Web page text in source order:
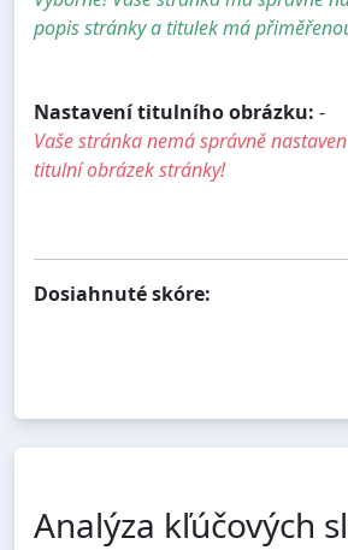
popis stránky a titulek má
Nastavení titulního obrázku: -
Vaše stránka nemá správně
titulní obrázek stránky!
Dosiahnuté skóre:
Analýza kľúčových